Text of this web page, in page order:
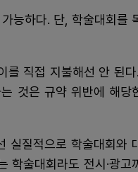
능하다. 단, 학술대회를
를 직접 지불해선 안 된
것은 규약 위반에 해당
실질적으로 학술대회와
학술대회라도 전시·광고